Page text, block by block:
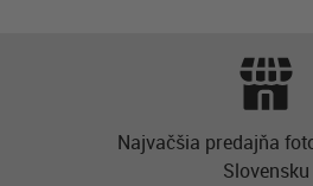
Najvačšia predajňa
Slovensku